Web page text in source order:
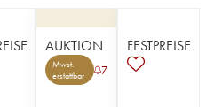
AUKTION
Mwst.
erstattbar
7
FESTPREISE